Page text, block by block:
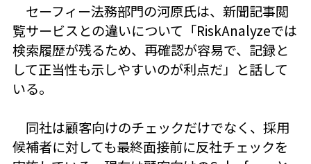
セーフィー法務部門の河原氏は、新聞記事閲
覧サービスとの違いについて「RiskAnalyzeでは
検索履歴が残るため、再確認が容易で、記録と
して正当性も示しやすいのが利点だ」と話して
いる。
同社は顧客向けのチェックだけでなく、採用
候補者に対しても最終面接前に反社チェックを